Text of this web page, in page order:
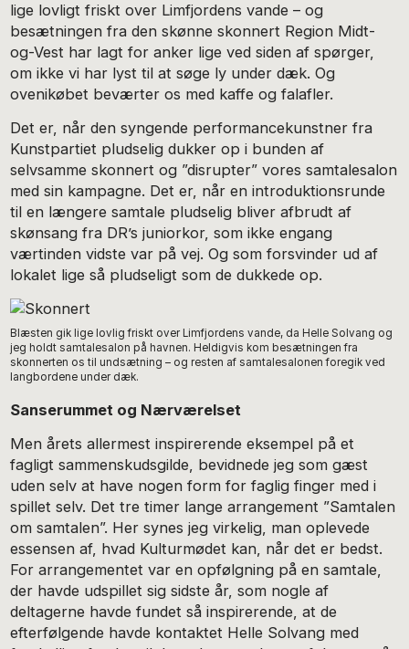
lige lovligt friskt over Limfjordens vande – og
besætningen fra den skønne skonnert Region Midt-
og-Vest har lagt for anker lige ved siden af spørger,
om ikke vi har lyst til at søge ly under dæk. Og
ovenikøbet beværter os med kaffe og falafler.
Det er, når den syngende performancekunstner fra
Kunstpartiet pludselig dukker op i bunden af
selvsamme skonnert og ”disrupter” vores samtalesalon
med sin kampagne. Det er, når en introduktionsrunde
til en længere samtale pludselig bliver afbrudt af
skønsang fra DR’s juniorkor, som ikke engang
værtinden vidste var på vej. Og som forsvinder ud af
lokalet lige så pludseligt som de dukkede op.
Blæsten gik lige lovlig friskt over Limfjordens vande, da Helle Solvang og
jeg holdt samtalesalon på havnen. Heldigvis kom besætningen fra
skonnerten os til undsætning – og resten af samtalesalonen foregik ved
langbordene under dæk.
Sanserummet og Nærværelset
Men årets allermest inspirerende eksempel på et
fagligt sammenskudsgilde, bevidnede jeg som gæst
uden selv at have nogen form for faglig finger med i
spillet selv. Det tre timer lange arrangement ”Samtalen
om samtalen”. Her synes jeg virkelig, man oplevede
essensen af, hvad Kulturmødet kan, når det er bedst.
For arrangementet var en opfølgning på en samtale,
der havde udspillet sig sidste år, som nogle af
deltagerne havde fundet så inspirerende, at de
efterfølgende havde kontaktet Helle Solvang med